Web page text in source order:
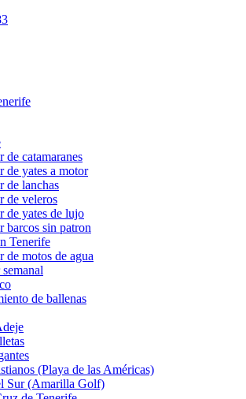
de catamaranes
de yates a motor
de lanchas
de veleros
de yates de lujo
barcos sin patron
Tenerife
de motos de agua
de ballenas
(Playa de las Américas)
Sur (Amarilla Golf)